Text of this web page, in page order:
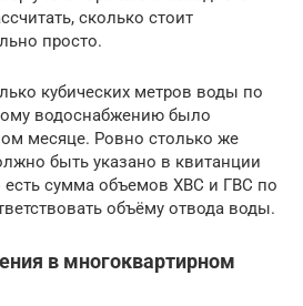
сколько стоит
просто.
кубических метров воды по
водоснабжению было
месяце. Ровно столько же
быть указано в квитанции
есть сумма объемов ХВС и ГВС по
объёму отвода воды.
в многоквартирном